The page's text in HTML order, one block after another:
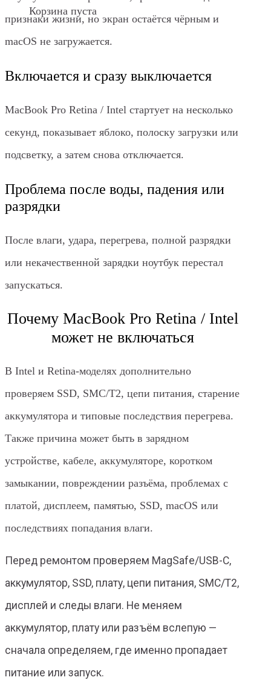
Корзина пуста
признаки жизни, но экран остаётся чёрным и
macOS не загружается.
Включается и сразу выключается
MacBook Pro Retina / Intel стартует на несколько
секунд, показывает яблоко, полоску загрузки или
подсветку, а затем снова отключается.
Проблема после воды, падения или
разрядки
После влаги, удара, перегрева, полной разрядки
или некачественной зарядки ноутбук перестал
запускаться.
Почему MacBook Pro Retina / Intel
может не включаться
В Intel и Retina-моделях дополнительно
проверяем SSD, SMC/T2, цепи питания, старение
аккумулятора и типовые последствия перегрева.
Также причина может быть в зарядном
устройстве, кабеле, аккумуляторе, коротком
замыкании, повреждении разъёма, проблемах с
платой, дисплеем, памятью, SSD, macOS или
последствиях попадания влаги.
Перед ремонтом проверяем MagSafe/USB-C,
аккумулятор, SSD, плату, цепи питания, SMC/T2,
дисплей и следы влаги. Не меняем
аккумулятор, плату или разъём вслепую —
сначала определяем, где именно пропадает
питание или запуск.